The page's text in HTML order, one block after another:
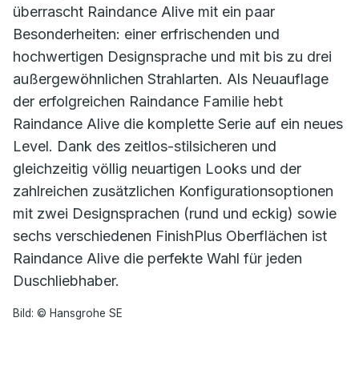
überrascht Raindance Alive mit ein paar
Besonderheiten: einer erfrischenden und
hochwertigen Designsprache und mit bis zu drei
außergewöhnlichen Strahlarten. Als Neuauflage
der erfolgreichen Raindance Familie hebt
Raindance Alive die komplette Serie auf ein neues
Level. Dank des zeitlos-stilsicheren und
gleichzeitig völlig neuartigen Looks und der
zahlreichen zusätzlichen Konfigurationsoptionen
mit zwei Designsprachen (rund und eckig) sowie
sechs verschiedenen FinishPlus Oberflächen ist
Raindance Alive die perfekte Wahl für jeden
Duschliebhaber.
Bild: © Hansgrohe SE